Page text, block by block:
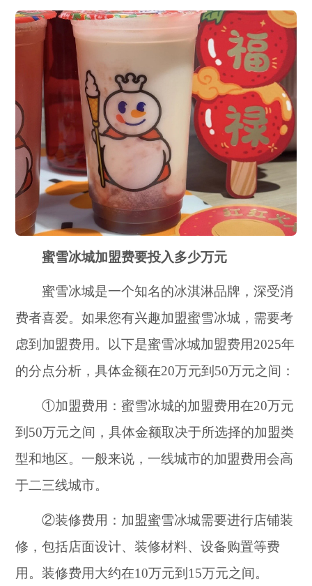
蜜雪冰城加盟费要投入多少万元
蜜雪冰城是一个知名的冰淇淋品牌，深受消
费者喜爱。如果您有兴趣加盟蜜雪冰城，需要考
虑到加盟费用。以下是蜜雪冰城加盟费用2025年
的分点分析，具体金额在20万元到50万元之间：
①加盟费用：蜜雪冰城的加盟费用在20万元
到50万元之间，具体金额取决于所选择的加盟类
型和地区。一般来说，一线城市的加盟费用会高
于二三线城市。
②装修费用：加盟蜜雪冰城需要进行店铺装
修，包括店面设计、装修材料、设备购置等费
用。装修费用大约在10万元到15万元之间。